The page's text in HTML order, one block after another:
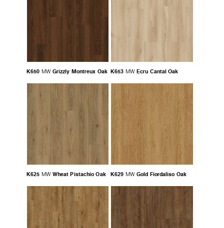
K650 MW Grizzly Montreux Oak K653 MW Ecru Cantal Oak
K625 MW Wheat Pistachio Oak K629 MW Gold Fiordaliso Oak